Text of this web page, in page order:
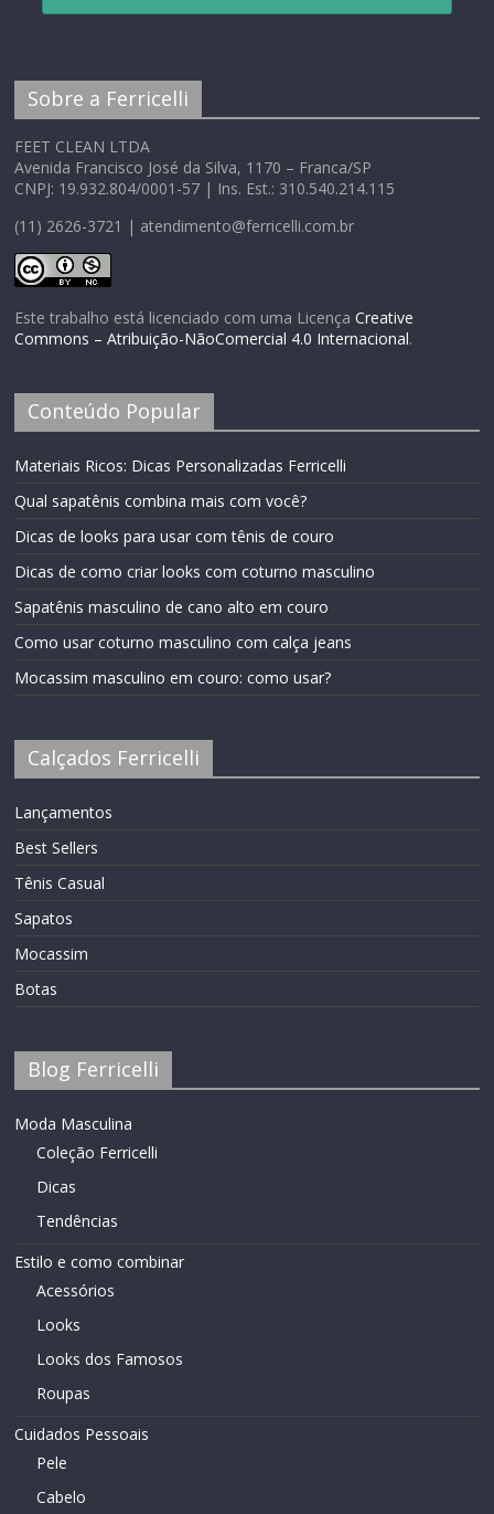
Sobre a Ferricelli
FEET CLEAN LTDA
Avenida Francisco José da Silva, 1170 – Franca/SP
CNPJ: 19.932.804/0001-57 | Ins. Est.: 310.540.214.115
(11) 2626-3721 | atendimento@ferricelli.com.br
Este trabalho está licenciado com uma LicençaCreative
Commons – Atribuição-NãoComercial 4.0 Internacional.
Conteúdo Popular
Materiais Ricos: Dicas Personalizadas Ferricelli
Qual sapatênis combina mais com você?
Dicas de looks para usar com tênis de couro
Dicas de como criar looks com coturno masculino
Sapatênis masculino de cano alto em couro
Como usar coturno masculino com calça jeans
Mocassim masculino em couro: como usar?
Calçados Ferricelli
Lançamentos
Best Sellers
Tênis Casual
Sapatos
Mocassim
Botas
Blog Ferricelli
Moda Masculina
Coleção Ferricelli
Dicas
Tendências
Estilo e como combinar
Acessórios
Looks
Looks dos Famosos
Roupas
Cuidados Pessoais
Pele
Cabelo